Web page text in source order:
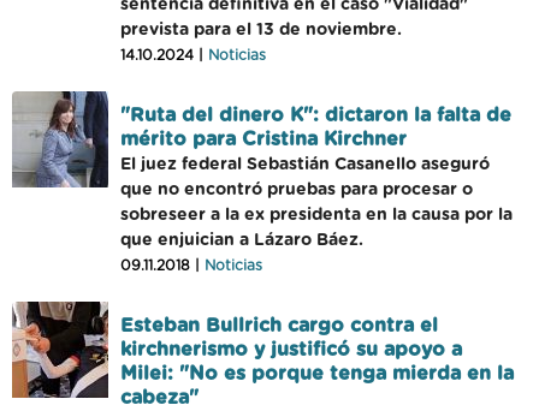
sentencia definitiva en el caso "Vialidad"
prevista para el 13 de noviembre.
14.10.2024 | Noticias
"Ruta del dinero K": dictaron la falta de
mérito para Cristina Kirchner
El juez federal Sebastián Casanello aseguró
que no encontró pruebas para procesar o
sobreseer a la ex presidenta en la causa por la
que enjuician a Lázaro Báez.
09.11.2018 | Noticias
Esteban Bullrich cargo contra el
kirchnerismo y justificó su apoyo a
Milei: "No es porque tenga mierda en la
cabeza"